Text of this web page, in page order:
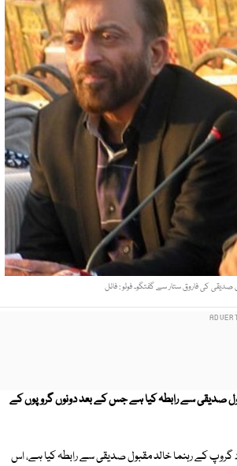
کی فاروق ستار سے گفتگو۔ فوٹو : فائل
مقبول صدیقی سے رابطہ کیا ہے جس کے بعد دونوں گروپوں کے
گروپ کے رہنما خالد مقبول صدیقی سے رابطہ کیا ہے، اس